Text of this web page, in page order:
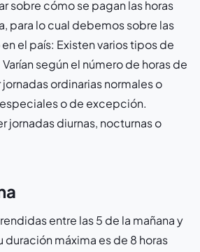
sobre cómo se pagan las horas
para lo cual debemos sobre las
el país: Existen varios tipos de
según el número de horas de
ordinarias normales o
o de excepción.
jornadas diurnas, nocturnas o
entre las 5 de la mañana y
duración máxima es de 8 horas